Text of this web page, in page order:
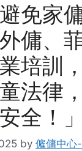
避免家
傭、
培訓
法律
全！」
by 僱傭中心